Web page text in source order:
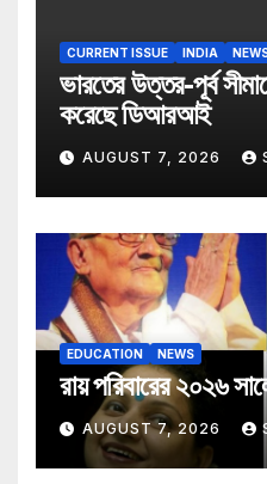
CURRENT ISSUE INDIA
ভারতের উত্তর-পূর্ব
করেছে ডিআরআই
AUGUST 7, 2026
EDUCATION NEWS
রায় পরিবারের ২০২৬
AUGUST 7, 2026